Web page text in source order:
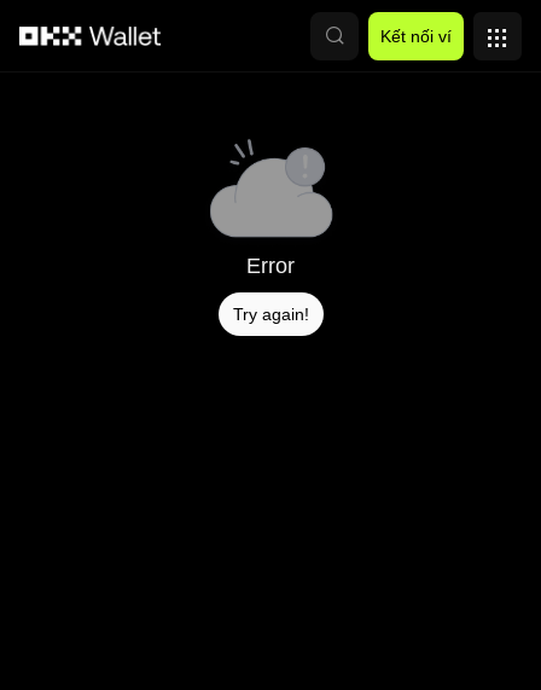
Kết nối ví
Error
Try again!